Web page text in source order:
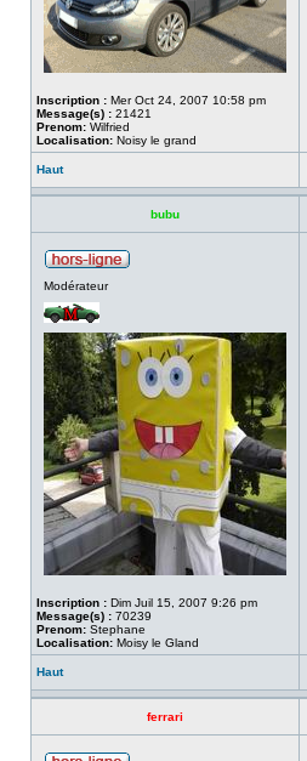
Inscription : Mer Oct 24, 2007 10:58 pm
Message(s) : 21421
Prenom: Wilfried
Localisation: Noisy le grand
Haut
bubu
Modérateur
Inscription : Dim Juil 15, 2007 9:26 pm
Message(s) : 70239
Prenom: Stephane
Localisation: Moisy le Gland
Haut
ferrari